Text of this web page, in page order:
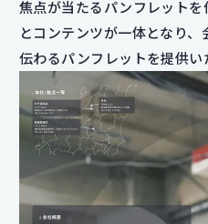
焦点が当たるパンフレット
とコンテンツが一体となり
伝わるパンフレットを提供い